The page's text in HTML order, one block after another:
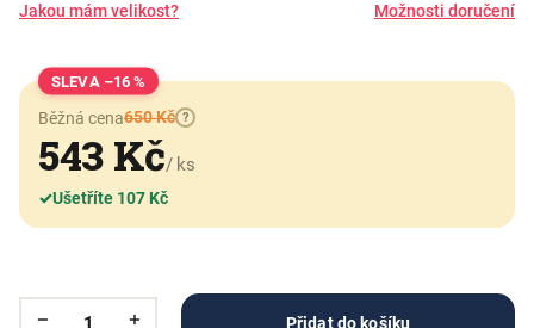
Jakou mám velikost? Možnosti doručení
–16 %
Běžná cena650 Kč ?
543 Kč/ ks
✓Ušetříte 107 Kč
Přidat do košíku